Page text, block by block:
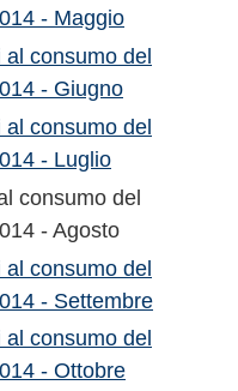
- Maggio
consumo del
- Giugno
consumo del
- Luglio
consumo del
- Agosto
consumo del
- Settembre
consumo del
- Ottobre